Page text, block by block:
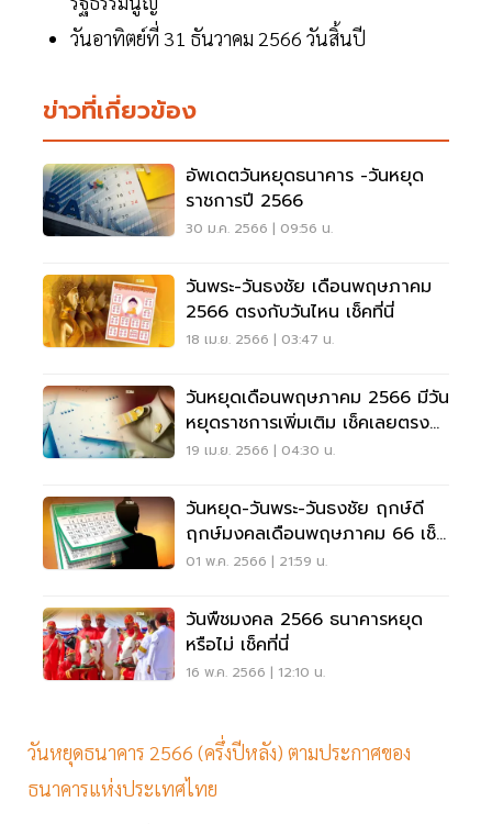
วันอาทิตย์ที่ 31 ธันวาคม 2566 วันสิ้นปี
ข่าวที่เกี่ยวข้อง
อัพเดตวันหยุดธนาคาร -วันหยุด
ราชการปี 2566
30 ม.ค. 2566 | 09:56 น.
วันพระ-วันธงชัย เดือนพฤษภาคม
2566 ตรงกับวันไหน เช็คที่นี่
18 เม.ย. 2566 | 03:47 น.
วันหยุดเดือนพฤษภาคม 2566 มีวัน
หยุดราชการเพิ่มเติม เช็คเลยตรง
กับวันไหน
19 เม.ย. 2566 | 04:30 น.
วันหยุด-วันพระ-วันธงชัย ฤกษ์ดี
ฤกษ์มงคลเดือนพฤษภาคม 66 เช็ค
ที่นี่
01 พ.ค. 2566 | 21:59 น.
วันพืชมงคล 2566 ธนาคารหยุด
หรือไม่ เช็คที่นี่
16 พ.ค. 2566 | 12:10 น.
วันหยุดธนาคาร 2566 (ครึ่งปีหลัง) ตามประกาศของ
ธนาคารแห่งประเทศไทย